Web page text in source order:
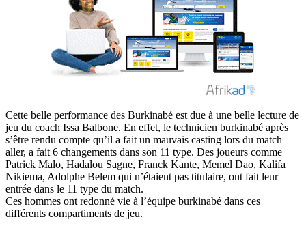
Cette belle performance des Burkinabé est due à une belle lecture de
jeu du coach Issa Balbone. En effet, le technicien burkinabé après
s’être rendu compte qu’il a fait un mauvais casting lors du match
aller, a fait 6 changements dans son 11 type. Des joueurs comme
Patrick Malo, Hadalou Sagne, Franck Kante, Memel Dao, Kalifa
Nikiema, Adolphe Belem qui n’étaient pas titulaire, ont fait leur
entrée dans le 11 type du match.
Ces hommes ont redonné vie à l’équipe burkinabé dans ces
différents compartiments de jeu.